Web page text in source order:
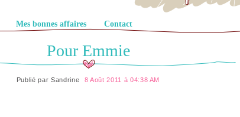
Mes bonnes affaires Contact
Pour Emmie
Publié par Sandrine 8 Août 2011 à 04:38 AM